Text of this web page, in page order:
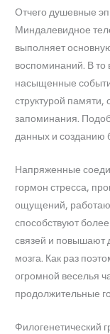
Отчего душевные
Миндалевидное
выполняет
воспоминаний. В то
насыщенные
структурой
запоминания.
данных и созданию
Напряженные
гормон стресса,
ощущений,
способствуют
связей и повышают
мозга. Как раз
огромной веселья
продолжительные
Филогенетический